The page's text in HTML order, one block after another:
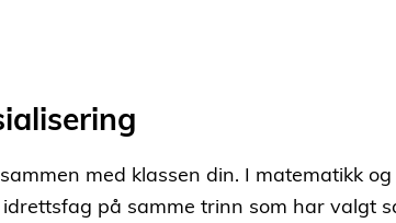
med klassen din. I matematikk
på samme trinn som har valgt